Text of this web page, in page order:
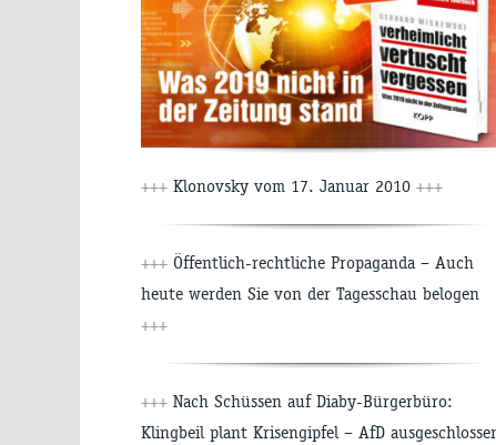
+++ Klonovsky vom 17. Januar 2010 +++
+++ Öffentlich-rechtliche Propaganda – Auch
heute werden Sie von der Tagesschau belogen
+++
+++ Nach Schüssen auf Diaby-Bürgerbüro:
Klingbeil plant Krisengipfel – AfD